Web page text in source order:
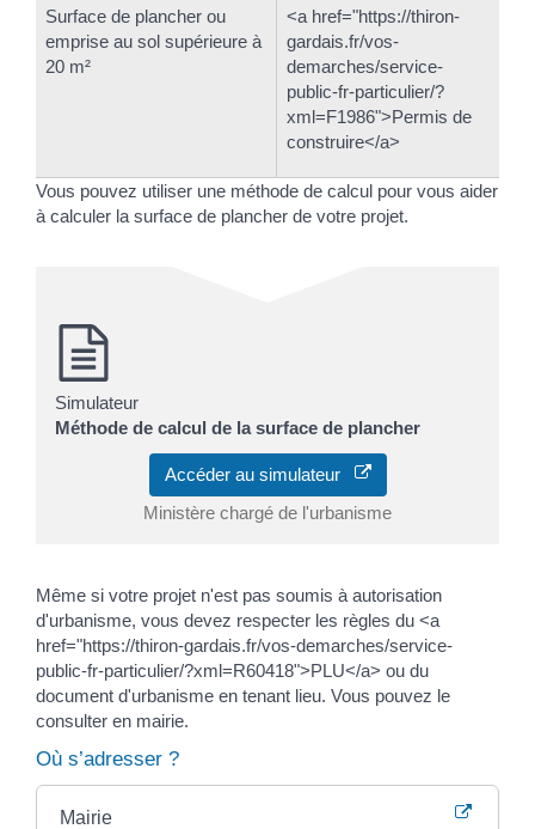
Surface de plancher ou
emprise au sol supérieure à
20 m²
<a href="https://thiron-
gardais.fr/vos-
demarches/service-
public-fr-particulier/?
xml=F1986">Permis de
construire</a>
Vous pouvez utiliser une méthode de calcul pour vous aider
à calculer la surface de plancher de votre projet.
Simulateur
Méthode de calcul de la surface de plancher
Accéder au simulateur
Ministère chargé de l'urbanisme
Même si votre projet n'est pas soumis à autorisation
d'urbanisme, vous devez respecter les règles du <a
href="https://thiron-gardais.fr/vos-demarches/service-
public-fr-particulier/?xml=R60418">PLU</a> ou du
document d'urbanisme en tenant lieu. Vous pouvez le
consulter en mairie.
Où s’adresser ?
Mairie